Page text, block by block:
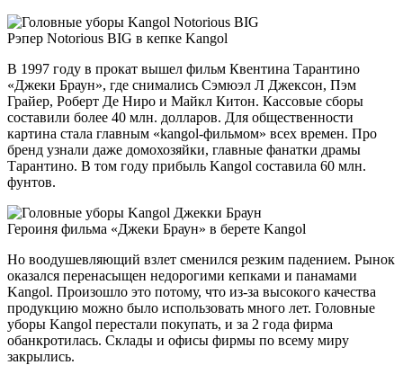
Рэпер Notorious BIG в кепке Kangol
В 1997 году в прокат вышел фильм Квентина Тарантино
«Джеки Браун», где снимались Сэмюэл Л Джексон, Пэм
Грайер, Роберт Де Ниро и Майкл Китон. Кассовые сборы
составили более 40 млн. долларов. Для общественности
картина стала главным «kangol-фильмом» всех времен. Про
бренд узнали даже домохозяйки, главные фанатки драмы
Тарантино. В том году прибыль Kangol составила 60 млн.
фунтов.
Героиня фильма «Джеки Браун» в берете Kangol
Но воодушевляющий взлет сменился резким падением. Рынок
оказался перенасыщен недорогими кепками и панамами
Kangol. Произошло это потому, что из-за высокого качества
продукцию можно было использовать много лет. Головные
уборы Kangol перестали покупать, и за 2 года фирма
обанкротилась. Склады и офисы фирмы по всему миру
закрылись.